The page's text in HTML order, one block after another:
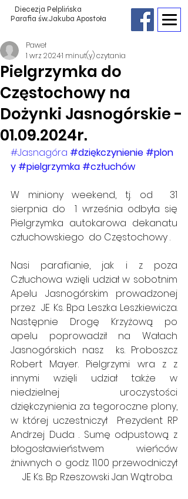
Parafia św.Jakuba Apostoła
Diecezja Pelplińska
Pielgrzymka do
Częstochowy na
Dożynki Jasnogórskie -
01.09.2024r.
Paweł
1 wrz 20241 minut(y) czytania
#Jasnagóra #dziękczynienie #plon
y #pielgrzymka #człuchów
W miniony weekend, tj. od  31
sierpnia do  1 września odbyła się
Pielgrzymka autokarowa dekanatu
człuchowskiego  do Częstochowy .
Nasi parafianie, jak i z poza
Człuchowa wzięli udział w sobotnim
Apelu Jasnogórskim prowadzonej
przez  JE Ks. Bpa Leszka Leszkiewicza.
Następnie Drogę Krzyżową po
apelu poprowadził na Wałach
Jasnogórskich nasz  ks. Proboszcz
Robert Mayer. Pielgrzymi wra z z
innymi wzięli udział także w
niedzielnej uroczystości
dziękczynienia za tegoroczne plony,
w której uczestniczył  Prezydent RP
Andrzej Duda . Sumę odpustową z
błogosławieństwem  wieńców
żniwnych o godz. 11.00 przewodniczył
JE Ks. Bp Rzeszowski Jan Wątroba.